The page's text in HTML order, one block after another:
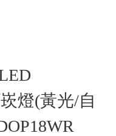
燈(黃光/自